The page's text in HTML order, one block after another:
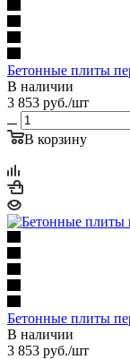
Бетонные плиты
В наличии
3 853 руб./шт
В корзину
Бетонные плиты
В наличии
3 853 руб./шт